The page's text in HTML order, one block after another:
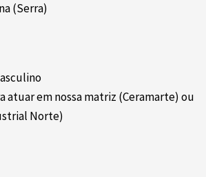
(Serra)
atuar em nossa matriz (Ceramarte) ou
Norte)